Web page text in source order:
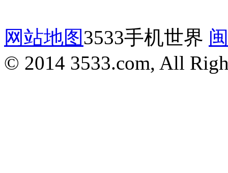
网站地图3533手机世界
© 2014 3533.com, All